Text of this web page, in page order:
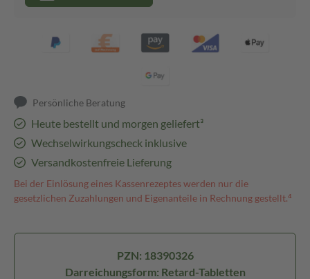
Persönliche Beratung
Heute bestellt und morgen geliefert³
Wechselwirkungscheck inklusive
Versandkostenfreie Lieferung
Bei der Einlösung eines Kassenrezeptes werden nur die
gesetzlichen Zuzahlungen und Eigenanteile in Rechnung gestellt.⁴
PZN: 18390326
Darreichungsform: Retard-Tabletten